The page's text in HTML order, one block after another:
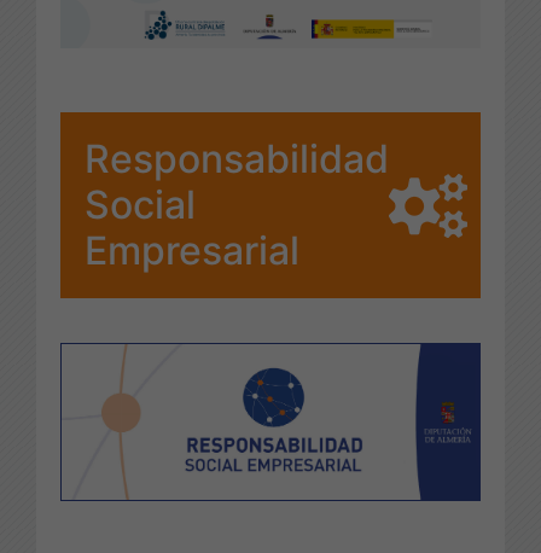
Responsabilidad
Social
Empresarial